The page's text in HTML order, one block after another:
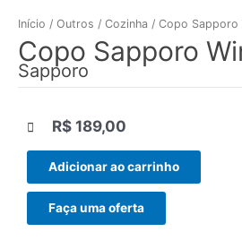
Início / Outros / Cozinha / Copo Sapporo
Copo Sapporo
Sapporo
R$ 189,00
Adicionar ao carrinho
Faça uma oferta